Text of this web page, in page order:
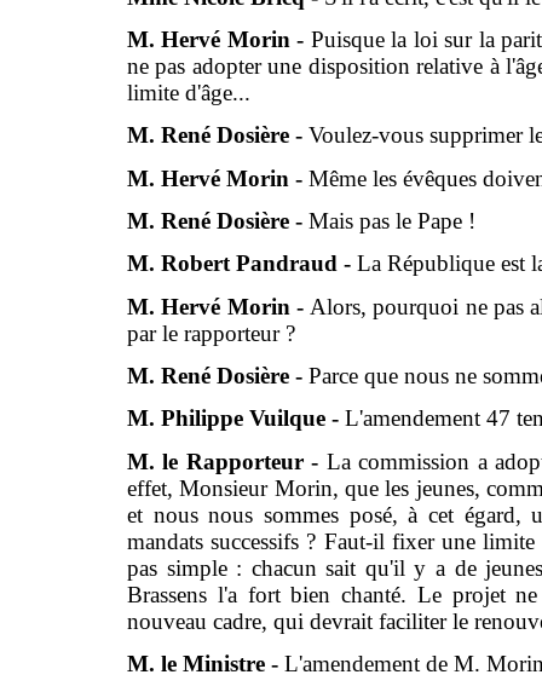
M. Hervé Morin - Puisque la loi sur la
ne pas adopter une disposition relative à
limite d'âge...
M. René Dosière - Voulez-vous supprimer
M. Hervé Morin - Même les évêques
M. René Dosière - Mais pas le Pape !
M. Robert Pandraud - La République est
M. Hervé Morin - Alors, pourquoi ne pas
par le rapporteur ?
M. René Dosière - Parce que nous ne
M. Philippe Vuilque - L'amendement 47
M. le Rapporteur - La commission a
effet, Monsieur Morin, que les jeunes,
et nous nous sommes posé, à cet
mandats successifs ? Faut-il fixer une
pas simple : chacun sait qu'il y a de
Brassens l'a fort bien chanté. Le projet
nouveau cadre, qui devrait faciliter le
M. le Ministre - L'amendement de M.